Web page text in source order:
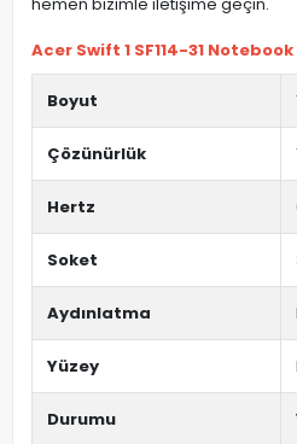
Acer Swift 1 SF114-31
Boyut
Çözünürlük
Hertz
Soket
Aydınlatma
Yüzey
Durumu